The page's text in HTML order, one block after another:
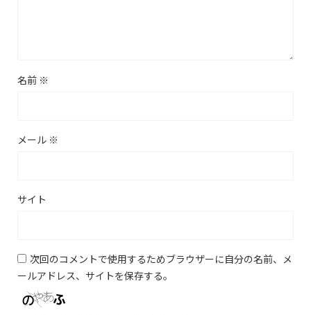
名前 ※
メール ※
サイト
次回のコメントで使用するためブラウザーに自分の名前、メ
ールアドレス、サイトを保存する。